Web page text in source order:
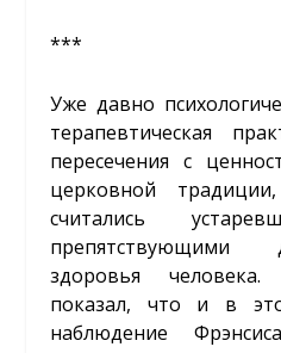
***
Уже давно
терапевтическая
пересечения с
церковной
считались
препятствующими
здоровья
показал, что и в
наблюдение